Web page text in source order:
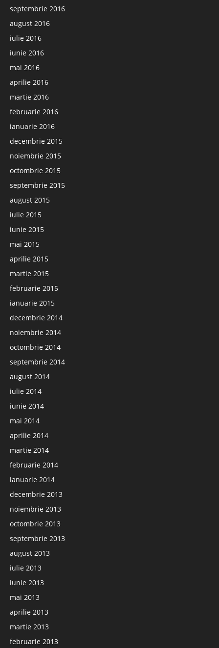
septembrie 2016
august 2016
iulie 2016
iunie 2016
mai 2016
aprilie 2016
martie 2016
februarie 2016
ianuarie 2016
decembrie 2015
noiembrie 2015
octombrie 2015
septembrie 2015
august 2015
iulie 2015
iunie 2015
mai 2015
aprilie 2015
martie 2015
februarie 2015
ianuarie 2015
decembrie 2014
noiembrie 2014
octombrie 2014
septembrie 2014
august 2014
iulie 2014
iunie 2014
mai 2014
aprilie 2014
martie 2014
februarie 2014
ianuarie 2014
decembrie 2013
noiembrie 2013
octombrie 2013
septembrie 2013
august 2013
iulie 2013
iunie 2013
mai 2013
aprilie 2013
martie 2013
februarie 2013